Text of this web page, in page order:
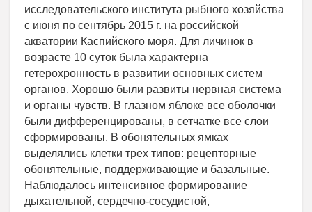
исследовательского института рыбного хозяйства
с июня по сентябрь 2015 г. на российской
акватории Каспийского моря. Для личинок в
возрасте 10 суток была характерна
гетерохронность в развитии основных систем
органов. Хорошо были развиты нервная система
и органы чувств. В глазном яблоке все оболочки
были дифференцированы, в сетчатке все слои
сформированы. В обонятельных ямках
выделялись клетки трех типов: рецепторные
обонятельные, поддерживающие и базальные.
Наблюдалось интенсивное формирование
дыхательной, сердечно-сосудистой,